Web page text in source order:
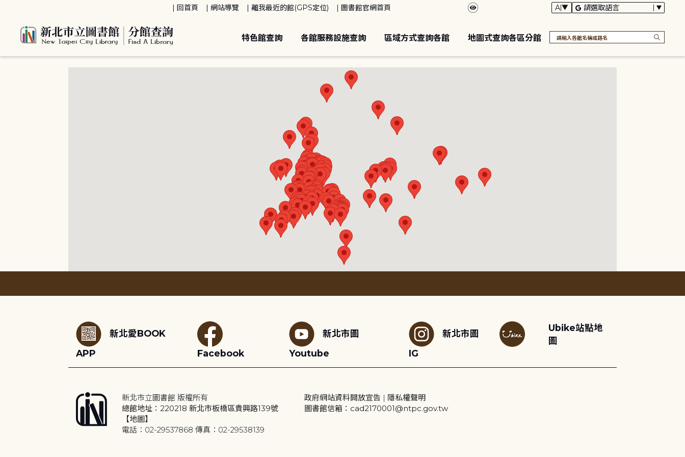
回首頁 網站導覽 離我最近的館(GPS定位) 圖書館官網首頁
特色館查詢 各館服務設施查詢 區域方式查詢各館 地圖式查詢各區分館
新北愛BOOK
APP
Facebook
新北市圖
Youtube
新北市圖
IG
Ubike站點地
圖
新北市立圖書館 版權所有
總館地址：220218 新北市板橋區貴興路139號
【地圖】
電話：02-29537868 傳真：02-29538139
政府網站資料開放宣告 | 隱私權聲明
圖書館信箱：cad2170001@ntpc.gov.tw